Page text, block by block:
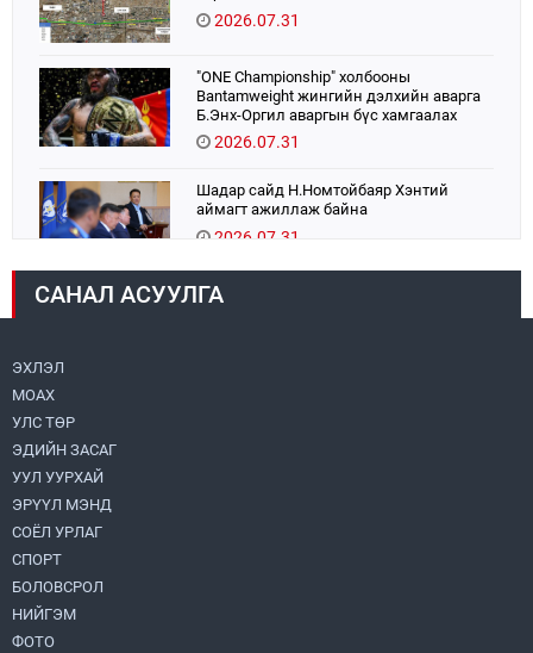
2026.07.31
"ONE Championship" холбооны
Bantamweight жингийн дэлхийн аварга
Б.Энх-Оргил аваргын бүс хамгаалах
тулаанаа өнөөдөр хийнэ.
2026.07.31
Шадар сайд Н.Номтойбаяр Хэнтий
аймагт ажиллаж байна
2026.07.31
Авто зам шинээр барина
САНАЛ АСУУЛГА
ЭХЛЭЛ
МОАХ
УЛС ТӨР
ЭДИЙН ЗАСАГ
УУЛ УУРХАЙ
ЭРҮҮЛ МЭНД
СОЁЛ УРЛАГ
СПОРТ
БОЛОВСРОЛ
НИЙГЭМ
ФОТО